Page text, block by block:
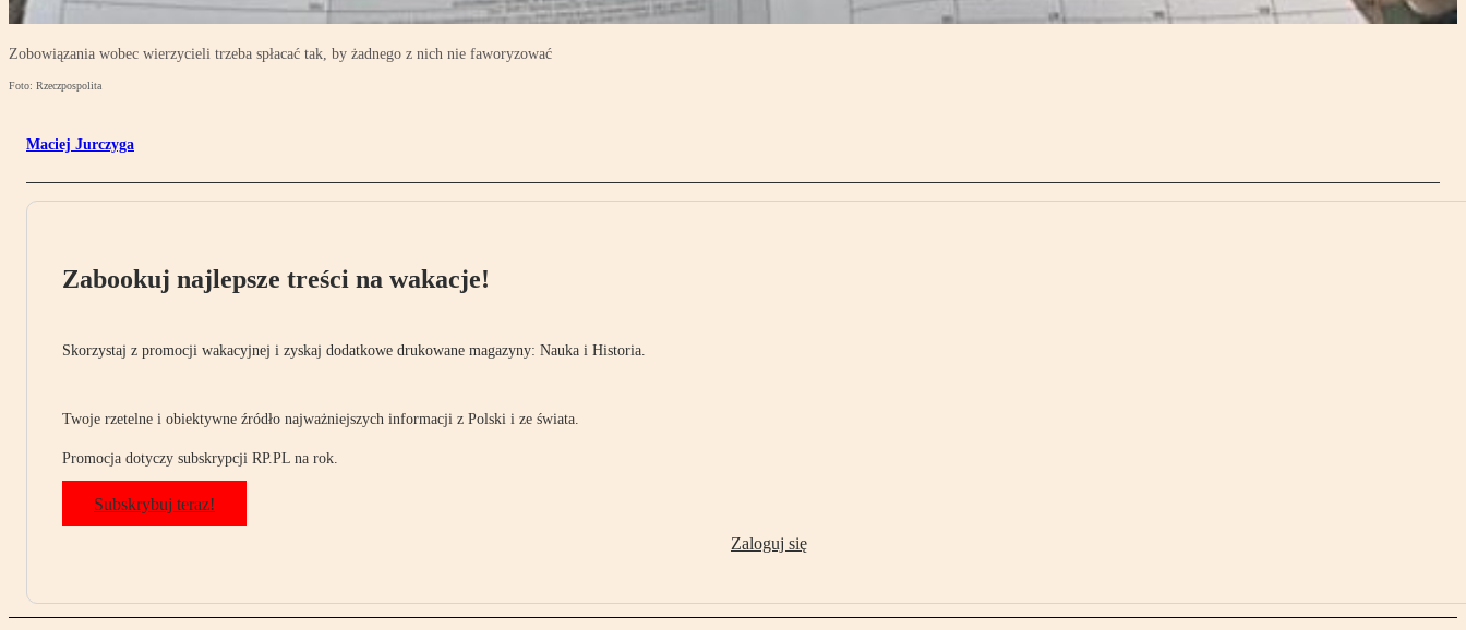
Zobowiązania wobec wierzycieli trzeba spłacać tak, by żadnego z nich nie faworyzować
Foto: Rzeczpospolita
Maciej Jurczyga
Zabookuj najlepsze treści na wakacje!
Skorzystaj z promocji wakacyjnej i zyskaj dodatkowe drukowane magazyny: Nauka i Historia.
Twoje rzetelne i obiektywne źródło najważniejszych informacji z Polski i ze świata.
Promocja dotyczy subskrypcji RP.PL na rok.
Subskrybuj teraz!
Zaloguj się